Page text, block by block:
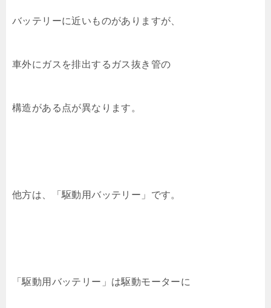
バッテリーに近いものがありますが、
車外にガスを排出するガス抜き管の
構造がある点が異なります。
他方は、「駆動用バッテリー」です。
「駆動用バッテリー」は駆動モーターに